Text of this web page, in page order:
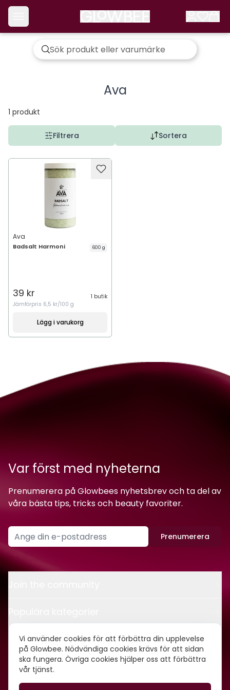
Vi använder cookies för att förbättra din upplevelse
på Glowbee. Nödvändiga cookies krävs för att sidan
ska fungera. Övriga cookies hjälper oss att förbättra
vår tjänst.
Ava
1 produkt
Filtrera Sortera
Ava
Badsalt Harmoni 600 g
39 kr
1 butik
Jämförpris 6,5 kr/100 g
Lägg i varukorg
Var först med nyheterna
Prenumerera på Glowbees nyhetsbrev och ta del av
våra bästa tips, tricks och beauty favoriter.
Prenumerera
Kontakt
Om oss